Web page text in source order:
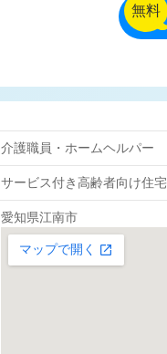
無料
介護職員・ホームヘルパー
サービス付き高齢者向け住宅
愛知県江南市